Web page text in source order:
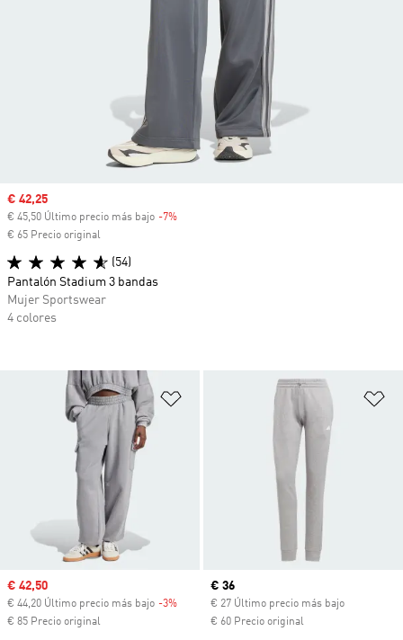
Añadir a la lista de deseos
Precio de venta
€ 42,50
€ 44,20 Último precio más bajo -3% Descuento
€ 85 Precio original
Precio actual
€ 36
€ 27 Último precio más bajo
€ 60 Precio original
Precio de venta
€ 42,25
€ 45,50 Último precio más bajo -7%
€ 65 Precio original
(54)
Pantalón Stadium 3 bandas
Mujer Sportswear
4 colores